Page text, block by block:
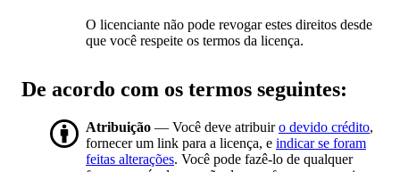
O licenciante não pode revogar estes direitos desde
que você respeite os termos da licença.
De acordo com os termos seguintes:
Atribuição — Você deve atribuiro devido crédito,
fornecer um link para a licença, e indicar se foram
feitas alterações. Você pode fazê-lo de qualquer